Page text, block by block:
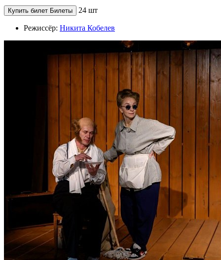
Купить билет Билеты 24 шт
Режиссёр: Никита Кобелев